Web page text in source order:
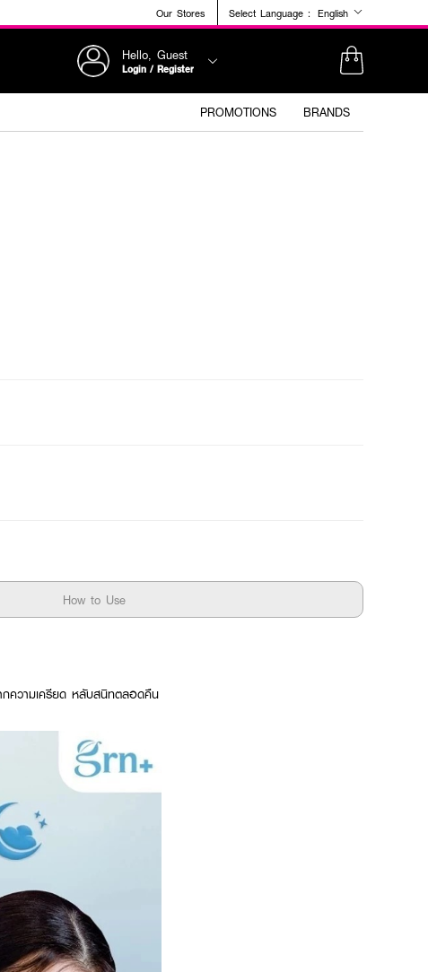
Our Stores Select Language : English
Hello, Guest
Login / Register
PROMOTIONS BRANDS
How to Use
กความเครียด หลับสนิทตลอดคืน